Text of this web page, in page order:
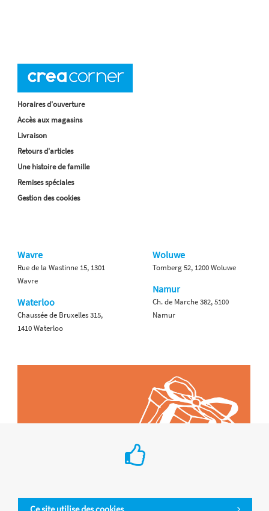
Horaires d'ouverture
Accès aux magasins
Livraison
Retours d'articles
Une histoire de famille
Remises spéciales
Gestion des cookies
Wavre
Rue de la Wastinne 15, 1301
Wavre
Waterloo
Chaussée de Bruxelles 315,
1410 Waterloo
Woluwe
Tomberg 52, 1200 Woluwe
Namur
Ch. de Marche 382, 5100
Namur